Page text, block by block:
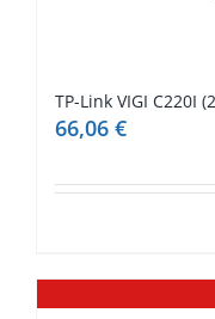
TP-Link VIGI C220I
66,06 €